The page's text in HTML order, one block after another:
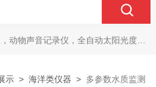
动太阳光度计，牛奶分析仪，牛奶体细胞测定仪，质构仪，高胶强度测定仪
示 >海洋类仪器 > 多参数水质监测